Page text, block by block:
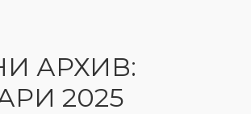
АРХИВ:
2025